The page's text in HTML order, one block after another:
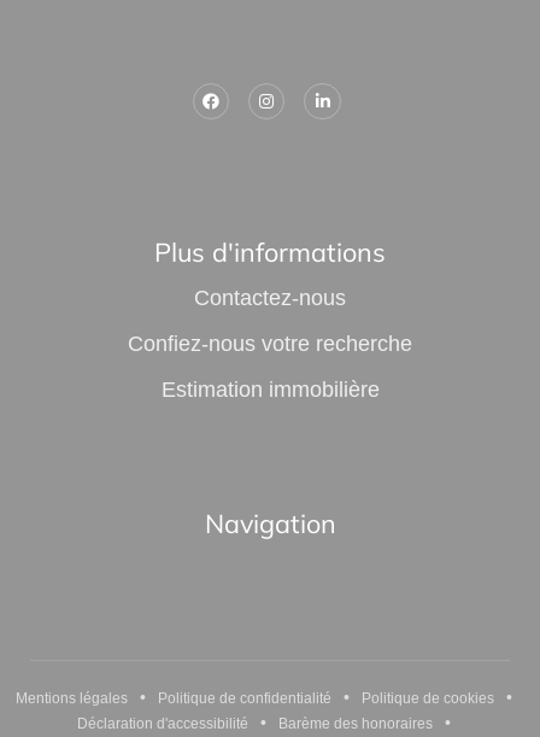
Plus d'informations
Contactez-nous
Confiez-nous votre recherche
Estimation immobilière
Navigation
Mentions légales • Politique de confidentialité • Politique de cookies •
Déclaration d'accessibilité • Barème des honoraires •